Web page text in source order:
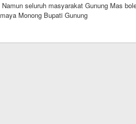
seluruh masyarakat Gunung Mas
Monong Bupati Gunung